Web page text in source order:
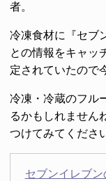
者。
冷凍食材に『セブ
との情報をキャッ
定されていたので
冷凍・冷蔵のフル
るかもしれません
つけてみてくださ
セブンイレブ